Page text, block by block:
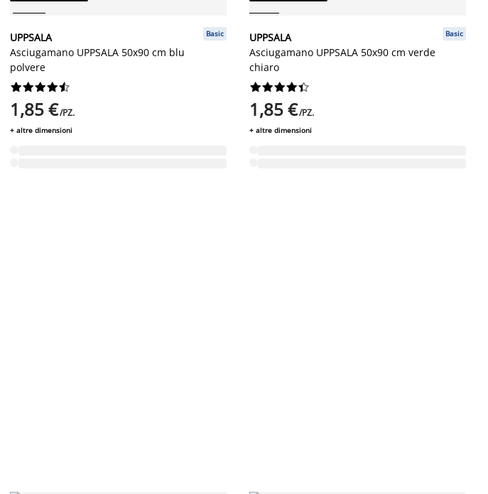
UPPSALA
Asciugamano UPPSALA 50x90 cm blu
polvere
Basic






1,85 €/PZ.
+ altre dimensioni
UPPSALA
Asciugamano UPPSALA 50x90 cm verde
chiaro
Basic






1,85 €/PZ.
+ altre dimensioni